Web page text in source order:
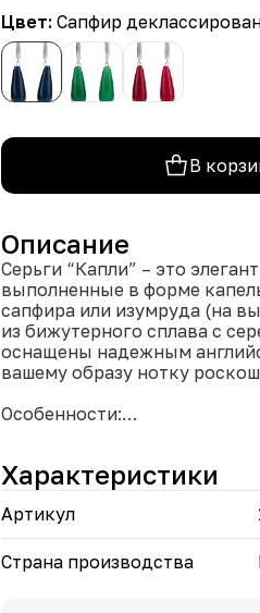
Цвет: Сапфир
В
Описание
Серьги “Капли” – это
выполненные в форме
сапфира или изумруда (на
из бижутерного сплава с
оснащены надежным
вашему образу нотку
Особенности:
Разные цветовые решения:
между рубином, сапфиром и
Серебристый бижутерный
Надежный английский замок:
Характеристики
Артикул
Страна производства